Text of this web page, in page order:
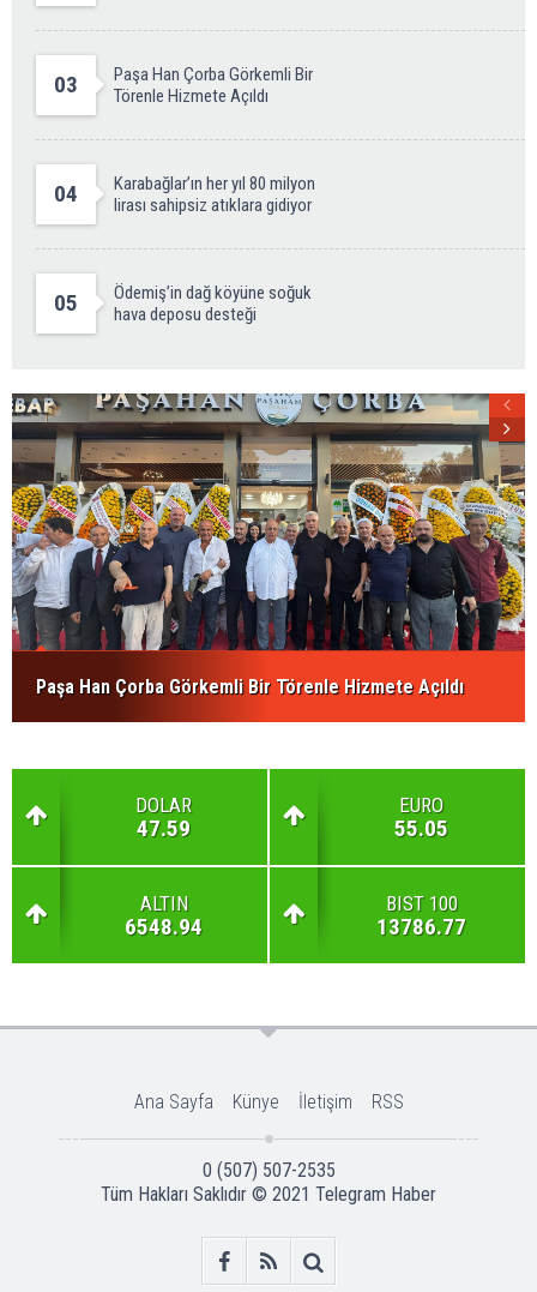
03
Paşa Han Çorba Görkemli Bir
Törenle Hizmete Açıldı
04
Karabağlar’ın her yıl 80 milyon
lirası sahipsiz atıklara gidiyor
05
Ödemiş’in dağ köyüne soğuk
hava deposu desteği
Paşa Han Çorba Görkemli Bir Törenle Hizmete Açıldı
DOLAR
47.59
EURO
55.05
ALTIN
6548.94
BIST 100
13786.77
Ana Sayfa Künye İletişim RSS
0 (507) 507-2535
Tüm Hakları Saklıdır © 2021 Telegram Haber